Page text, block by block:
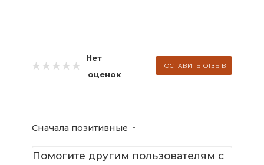
Нет
оценок
ОСТАВИТЬ ОТЗЫВ
Сначала позитивные
Помогите другим пользователям с